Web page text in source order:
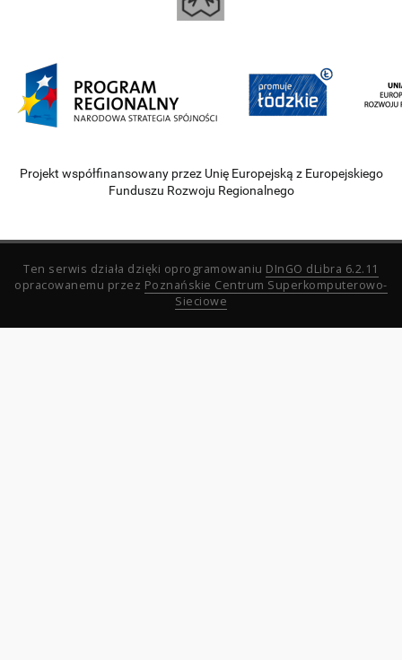
Projekt współfinansowany przez Unię Europejską z Europejskiego
Funduszu Rozwoju Regionalnego
Ten serwis działa dzięki oprogramowaniu DInGO dLibra 6.2.11
opracowanemu przez Poznańskie Centrum Superkomputerowo-
Sieciowe